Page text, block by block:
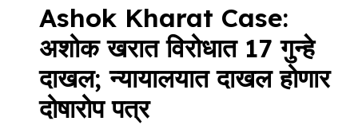
Ashok Kharat Case:
अशोक खरात विरोधात 17 गुन्हे
दाखल; न्यायालयात दाखल होणार
दोषारोप पत्र